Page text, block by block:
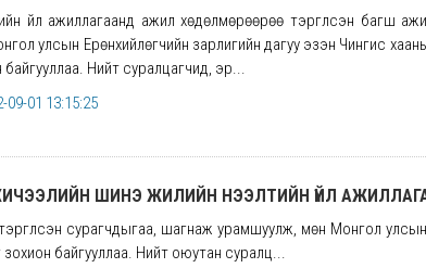
үйл ажиллагаанд ажил хөдөлмөрөөрөө тэргүүлсэн багш
улсын Ерөнхийлөгчийн зарлигийн дагуу эзэн Чингис
байгууллаа. Нийт суралцагчид, эр...
09-01 13:15:25
ШИНЭ ЖИЛИЙН НЭЭЛТИЙН ҮЙЛ
сурагчдыгаа, шагнаж урамшуулж, мөн Монгол
зохион байгууллаа. Нийт оюутан суралц...